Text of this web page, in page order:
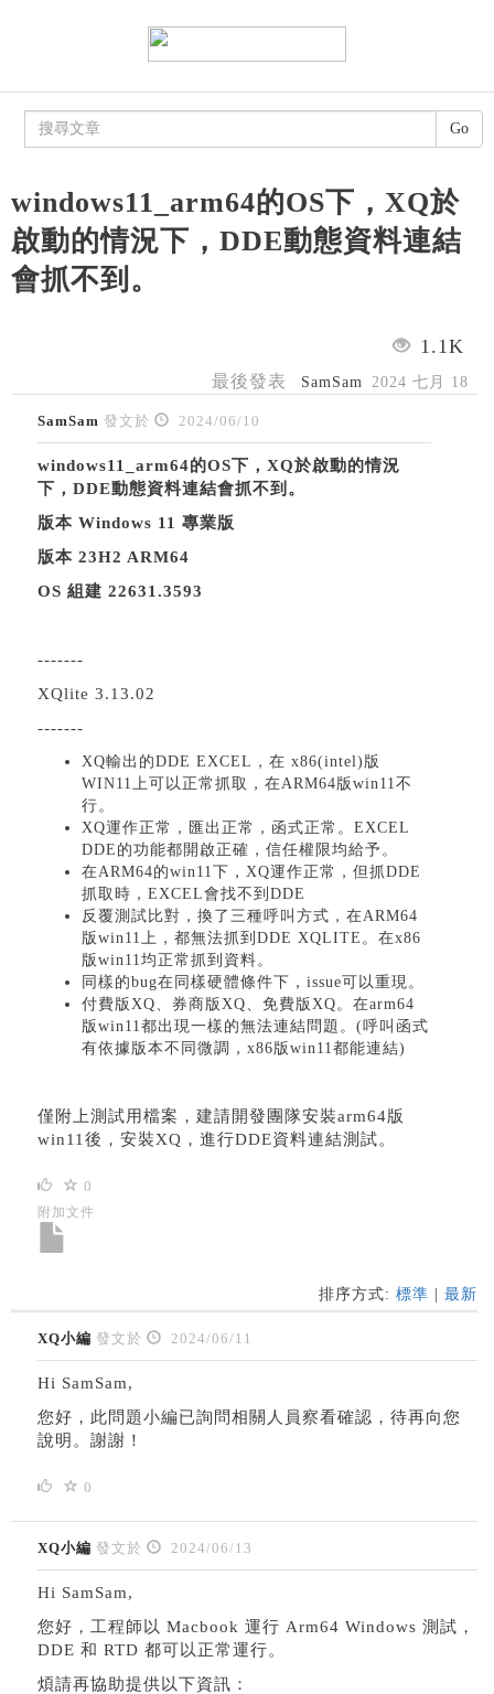
windows11_arm64的OS下，XQ於
啟動的情況下，DDE動態資料連結
會抓不到。
1.1K
最後發表 SamSam 2024 七月 18
SamSam 發文於 2024/06/10
windows11_arm64的OS下，XQ於啟動的情況
下，DDE動態資料連結會抓不到。
版本 Windows 11 專業版
版本 23H2 ARM64
OS 組建 22631.3593
-------
XQlite 3.13.02
-------
XQ輸出的DDE EXCEL，在 x86(intel)版
WIN11上可以正常抓取，在ARM64版win11不
行。
XQ運作正常，匯出正常，函式正常。EXCEL
DDE的功能都開啟正確，信任權限均給予。
在ARM64的win11下，XQ運作正常，但抓DDE
抓取時，EXCEL會找不到DDE
反覆測試比對，換了三種呼叫方式，在ARM64
版win11上，都無法抓到DDE XQLITE。在x86
版win11均正常抓到資料。
同樣的bug在同樣硬體條件下，issue可以重現。
付費版XQ、券商版XQ、免費版XQ。在arm64
版win11都出現一樣的無法連結問題。(呼叫函式
有依據版本不同微調，x86版win11都能連結)
僅附上測試用檔案，建請開發團隊安裝arm64版
win11後，安裝XQ，進行DDE資料連結測試。
0
附加文件
排序方式: 標準 最新
XQ小編 發文於 2024/06/11
Hi SamSam,
您好，此問題小編已詢問相關人員察看確認，待再向您
說明。謝謝！
0
XQ小編 發文於 2024/06/13
Hi SamSam,
您好，工程師以 Macbook 運行 Arm64 Windows 測試，
DDE 和 RTD 都可以正常運行。
煩請再協助提供以下資訊：
Go